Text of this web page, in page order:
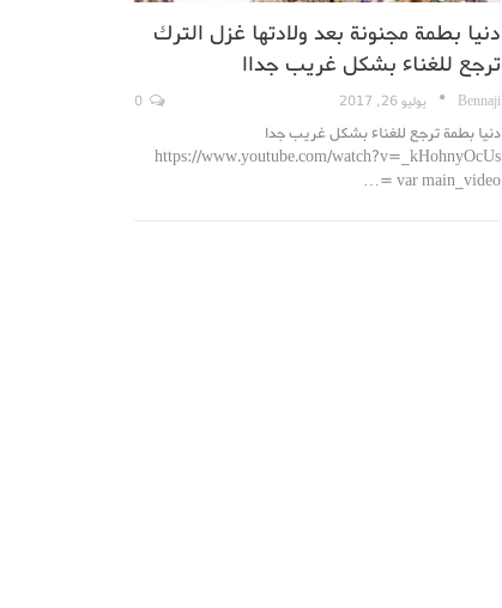
دنيا بطمة مجنونة بعد ولادتها غزل الترك
ترجع للغناء بشكل غريب جداا
Bennaji يوليو 26, 2017
دنيا بطمة ترجع للغناء بشكل غريب جدا
https://www.youtube.com/watch?v=_kHohnyOcUs
var main_video =…